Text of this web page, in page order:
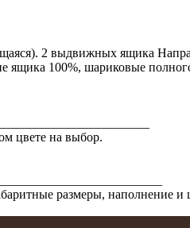
2 выдвижных ящика
100%, шариковые
цвете на выбор.
размеры, наполнение и